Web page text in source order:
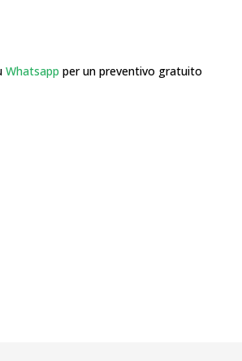
Whatsapp per un preventivo gratuito